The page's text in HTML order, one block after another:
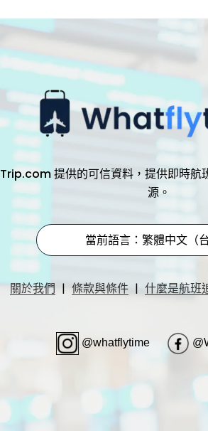
提供的可信資料，提供即時航
源。
當前語言：繁體中文（台
關於我們 | 條款與條件 | 什麼是航班
@whatflytime